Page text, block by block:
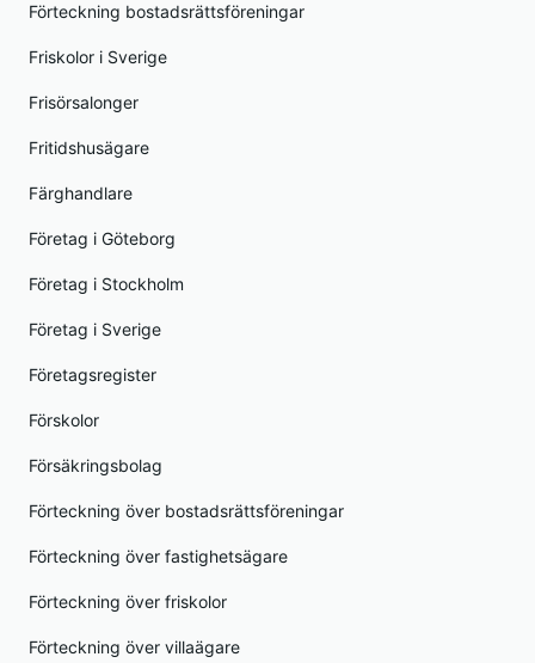
Förteckning bostadsrättsföreningar
Friskolor i Sverige
Frisörsalonger
Fritidshusägare
Färghandlare
Företag i Göteborg
Företag i Stockholm
Företag i Sverige
Företagsregister
Förskolor
Försäkringsbolag
Förteckning över bostadsrättsföreningar
Förteckning över fastighetsägare
Förteckning över friskolor
Förteckning över villaägare